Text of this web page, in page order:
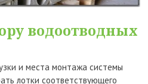
водоотводных
и места монтажа системы
лотки соответствующего